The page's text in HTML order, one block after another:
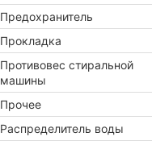
Предохранитель
Прокладка
Противовес стиральной
машины
Прочее
Распределитель воды